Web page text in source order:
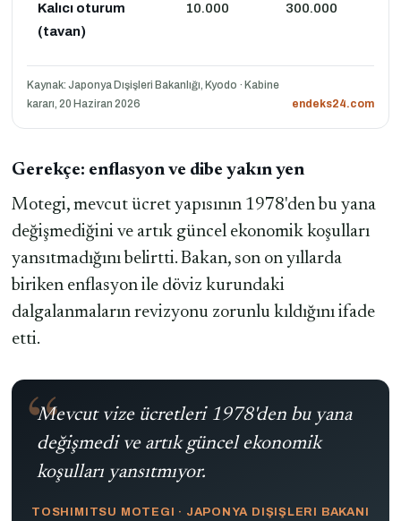
Kalıcı oturum
(tavan)
10.000 300.000
Kaynak: Japonya Dışişleri Bakanlığı, Kyodo · Kabine
kararı, 20 Haziran 2026
endeks24.com
Gerekçe: enflasyon ve dibe yakın yen
Motegi, mevcut ücret yapısının 1978'den bu yana
değişmediğini ve artık güncel ekonomik koşulları
yansıtmadığını belirtti. Bakan, son on yıllarda
biriken enflasyon ile döviz kurundaki
dalgalanmaların revizyonu zorunlu kıldığını ifade
etti.
Mevcut vize ücretleri 1978'den bu yana
değişmedi ve artık güncel ekonomik
koşulları yansıtmıyor.
TOSHIMITSU MOTEGI · JAPONYA DIŞIŞLERI BAKANI